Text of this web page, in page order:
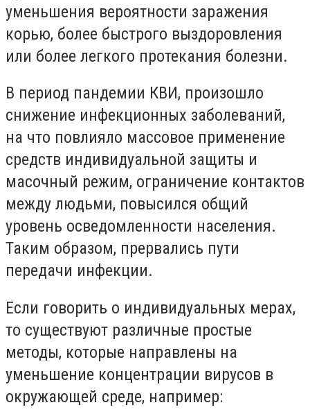
уменьшения вероятности заражения
корью, более быстрого выздоровления
или более легкого протекания болезни.
В период пандемии КВИ, произошло
снижение инфекционных заболеваний,
на что повлияло массовое применение
средств индивидуальной защиты и
масочный режим, ограничение контактов
между людьми, повысился общий
уровень осведомленности населения.
Таким образом, прервались пути
передачи инфекции.
Если говорить о индивидуальных мерах,
то существуют различные простые
методы, которые направлены на
уменьшение концентрации вирусов в
окружающей среде, например: